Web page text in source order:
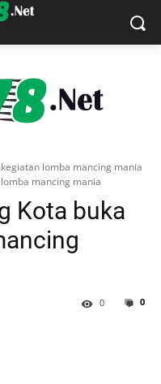
lomba mancing mania
mancing mania
Kota buka
0
0